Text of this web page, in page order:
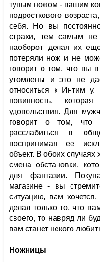
тупым ножом - вашим
подросткового
себя. Но вы постоянно
страхи, тем самым не
наоборот, делая их
потеряли нож и не
говорит о том, что вы
утомлены и это не
относиться к Интим у.
повинность,
удовольствия. Для
говорит о том, что
расслабиться в
воспринимая ее
объект. В обоих
смена обстановки,
для фантазии.
магазине - вы
ситуацию, вам
делал только то, что
своего, то навряд ли
вам станет некого
Ножницы